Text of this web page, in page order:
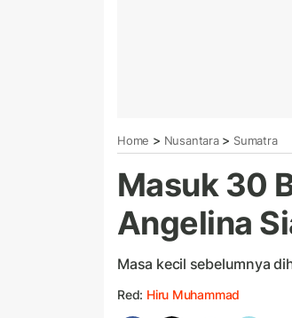
Home > Nusantara> Sumatra
Masuk 30
Angelina
Masa kecil sebelumnya
Red: Hiru Muhammad